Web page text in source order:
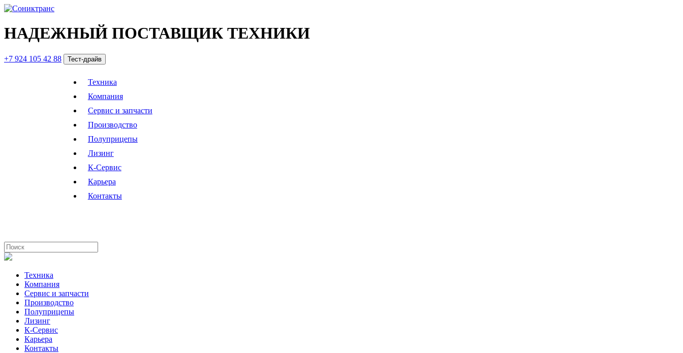
НАДЕЖНЫЙ ПОСТАВЩИК ТЕХНИКИ
+7 924 105 42 88 Тест-драйв
Техника
Компания
Сервис и запчасти
Производство
Полуприцепы
Лизинг
К-Сервис
Карьера
Контакты
Техника
Компания
Сервис и запчасти
Производство
Полуприцепы
Лизинг
К-Сервис
Карьера
Контакты